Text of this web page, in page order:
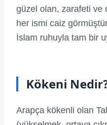
güzel olan, zarafeti ve
her ismi caiz
İslam ruhuyla tam bir
Kökeni
Arapça kökenli olan